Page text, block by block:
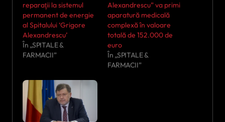
reparaţii la sistemul
permanent de energie
al Spitalului ‘Grigore
Alexandrescu’
În „SPITALE &
FARMACII”
Alexandrescu” va primi
aparatură medicală
complexă în valoare
totală de 152.000 de
euro
În „SPITALE &
FARMACII”